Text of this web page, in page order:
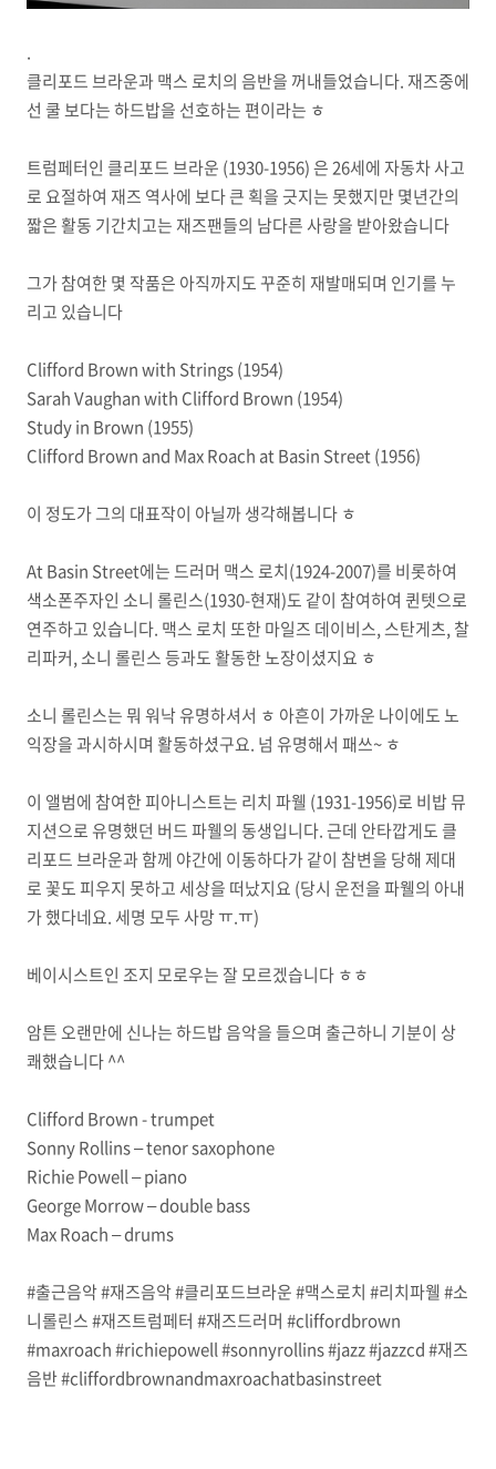
.
클리포드 브라운과 맥스 로치의 음반을 꺼내들었습니다. 재즈중에
선 쿨 보다는 하드밥을 선호하는 편이라는 ㅎ
트럼페터인 클리포드 브라운 (1930-1956) 은 26세에 자동차 사고
로 요절하여 재즈 역사에 보다 큰 획을 긋지는 못했지만 몇년간의
짧은 활동 기간치고는 재즈팬들의 남다른 사랑을 받아왔습니다
그가 참여한 몇 작품은 아직까지도 꾸준히 재발매되며 인기를 누
리고 있습니다
Clifford Brown with Strings (1954)
Sarah Vaughan with Clifford Brown (1954)
Study in Brown (1955)
Clifford Brown and Max Roach at Basin Street (1956)
이 정도가 그의 대표작이 아닐까 생각해봅니다 ㅎ
At Basin Street에는 드러머 맥스 로치(1924-2007)를 비롯하여
색소폰주자인 소니 롤린스(1930-현재)도 같이 참여하여 퀸텟으로
연주하고 있습니다. 맥스 로치 또한 마일즈 데이비스, 스탄게츠, 찰
리파커, 소니 롤린스 등과도 활동한 노장이셨지요 ㅎ
소니 롤린스는 뭐 워낙 유명하셔서 ㅎ 아흔이 가까운 나이에도 노
익장을 과시하시며 활동하셨구요. 넘 유명해서 패쓰~ ㅎ
이 앨범에 참여한 피아니스트는 리치 파웰 (1931-1956)로 비밥 뮤
지션으로 유명했던 버드 파웰의 동생입니다. 근데 안타깝게도 클
리포드 브라운과 함께 야간에 이동하다가 같이 참변을 당해 제대
로 꽃도 피우지 못하고 세상을 떠났지요 (당시 운전을 파웰의 아내
가 했다네요. 세명 모두 사망 ㅠ.ㅠ)
베이시스트인 조지 모로우는 잘 모르겠습니다 ㅎㅎ
암튼 오랜만에 신나는 하드밥 음악을 들으며 출근하니 기분이 상
쾌했습니다 ^^
Clifford Brown - trumpet
Sonny Rollins – tenor saxophone
Richie Powell – piano
George Morrow – double bass
Max Roach – drums
#출근음악 #재즈음악 #클리포드브라운 #맥스로치 #리치파웰 #소
니롤린스 #재즈트럼페터 #재즈드러머 #cliffordbrown
#maxroach #richiepowell #sonnyrollins #jazz #jazzcd #재즈
음반 #cliffordbrownandmaxroachatbasinstreet